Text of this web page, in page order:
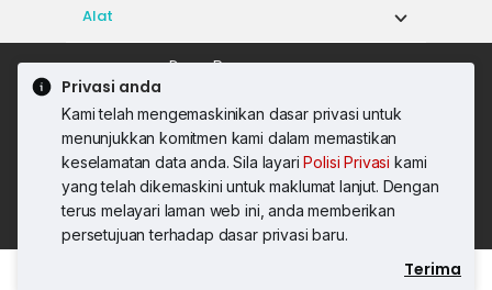
Privasi anda
Kami telah mengemaskinikan dasar privasi untuk
menunjukkan komitmen kami dalam memastikan
keselamatan data anda. Sila layariPolisi Privasi kami
yang telah dikemaskini untuk maklumat lanjut. Dengan
terus melayari laman web ini, anda memberikan
persetujuan terhadap dasar privasi baru.
Terima
Alat
Dasar Penggunaan
Syarat Perkhidmatan
Syarat Pembelian
© 2026 PropertyGuru International (Malaysia)
Sdn. Bhd.
201001036744 (920667-W) Semua hak
terpelihara